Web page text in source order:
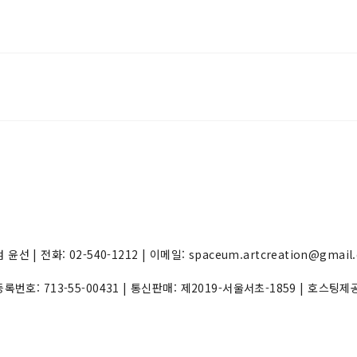
엄 윤선 | 전화: 02-540-1212 | 이메일:
번호: 713-55-00431 | 통신판매: 제2019-서울서초-1859 | 호스팅제